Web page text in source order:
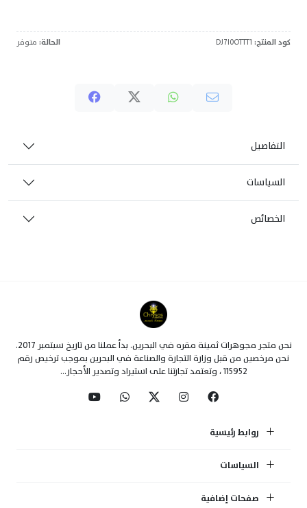
كود المنتج: الحالة: متوفر
التفاصيل
السياسات
الخصائص
نحن متجر مجوهرات ثمينة مقره في البحرين. بدأ عملنا من تاريخ سبتمبر 2017.
نحن مرخصين من قبل وزارة التجارة والصناعة في البحرين بموجب ترخيص رقم
115952 ، وتعتمد تجارتنا على استيراد وتصدير الأحجار...
روابط رئيسية
السياسات
صفحات إضافية